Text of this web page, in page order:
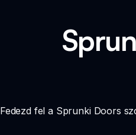
Fedezd fel a Sprunki Doors